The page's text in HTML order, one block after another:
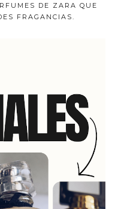
DE ZARA QUE
FRAGANCIAS.